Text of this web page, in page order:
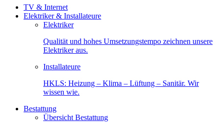
TV & Internet
Elektriker & Installateure
Elektriker
Qualität und hohes Umsetzungstempo zeichnen unsere
Elektriker aus.
Installateure
HKLS: Heizung – Klima – Lüftung – Sanitär. Wir
wissen wie.
Bestattung
Übersicht Bestattung